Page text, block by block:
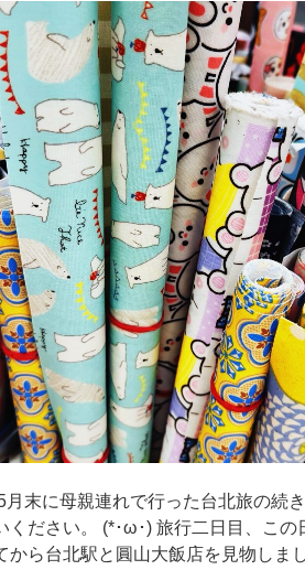
月末に母親連れで行った台北旅の続
ください。 (*･ω･) 旅行二日目、この
から台北駅と圓山大飯店を見物しま